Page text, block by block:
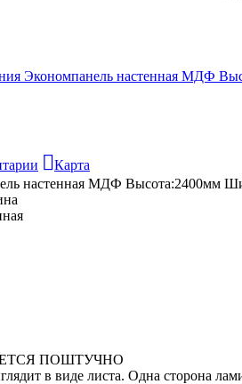
Карта
настенная МДФ Высота:2400мм
ПОШТУЧНО
в виде листа. Одна сторона